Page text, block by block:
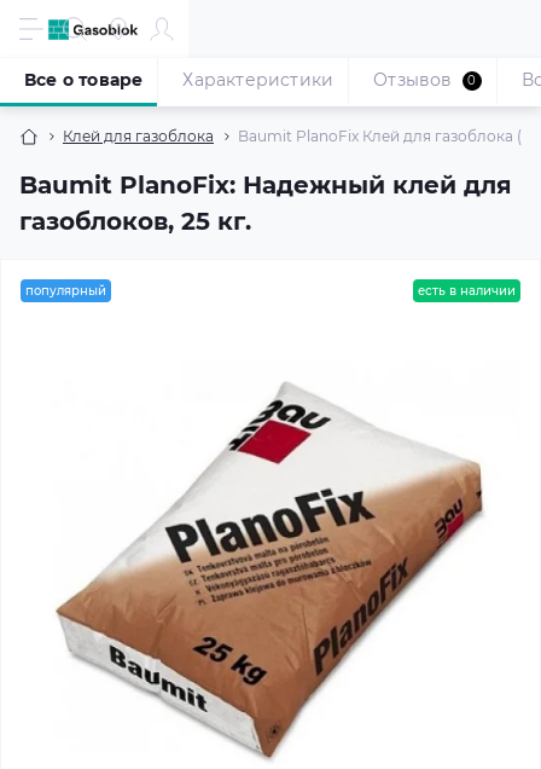
Клей для газоблока Baumit PlanoFix Клей для газоблока (25
Baumit PlanoFix: Надежный клей для
газоблоков, 25 кг.
Все о товаре Характеристики Отзывов 0
популярный есть в наличии